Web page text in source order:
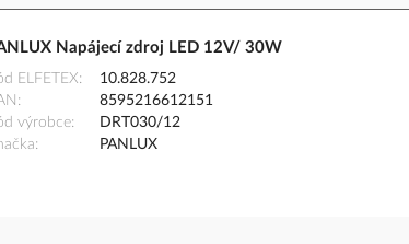
Napájecí zdroj LED 12V/ 30W
ELFETEX
10.828.752
8595216612151
výrobce
DRT030/12
PANLUX